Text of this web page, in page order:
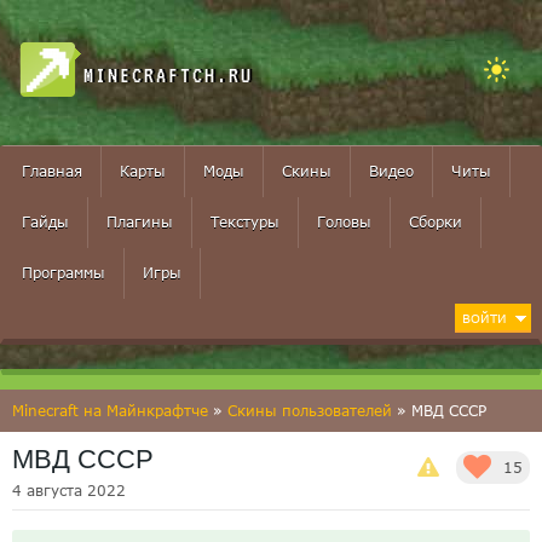
MINECRAFTCH.RU
Главная Карты Моды Скины Видео Читы
Гайды Плагины Текстуры Головы Сборки
Программы Игры
ВОЙТИ
Minecraft на Майнкрафтче » Скины пользователей » МВД СССР
15
МВД СССР
4 августа 2022